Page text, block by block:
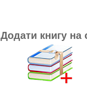
Додати книгу на